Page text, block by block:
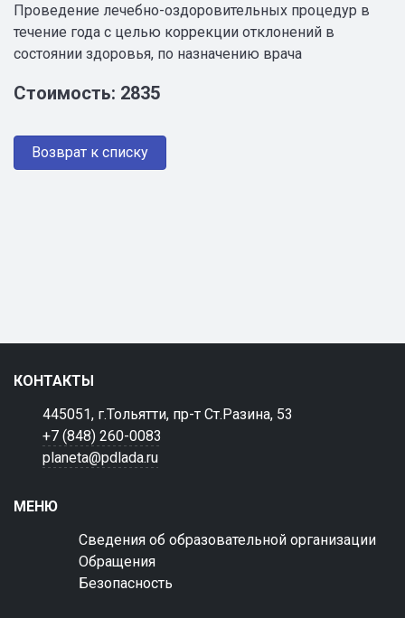
Проведение лечебно-оздоровительных процедур в
течение года с целью коррекции отклонений в
состоянии здоровья, по назначению врача
Стоимость: 2835
Возврат к списку
КОНТАКТЫ
445051, г.Тольятти, пр-т Ст.Разина, 53
+7 (848) 260-0083
planeta@pdlada.ru
МЕНЮ
Сведения об образовательной организации
Обращения
Безопасность